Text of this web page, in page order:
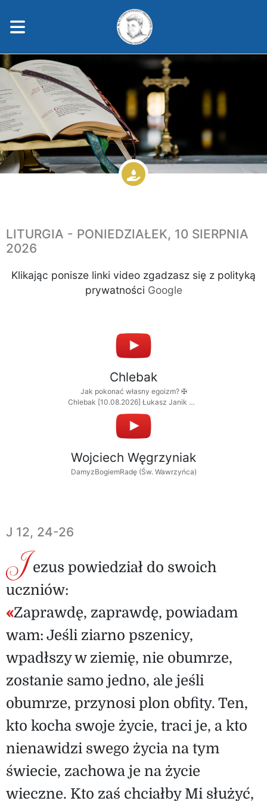
LITURGIA - PONIEDZIAŁEK, 10 SIERPNIA
2026
Klikając ponisze linki video zgadzasz się z polityką
prywatności Google
Chlebak
Jak pokonać własny egoizm? ✠
Chlebak [10.08.2026] Łukasz Janik OP
i Mariusz Kulig OP
Wojciech Węgrzyniak
DamyzBogiemRadę (Św. Wawrzyńca)
J 12, 24-26
Jezus powiedział do swoich
uczniów:
«Zaprawdę, zaprawdę, powiadam
wam: Jeśli ziarno pszenicy,
wpadłszy w ziemię, nie obumrze,
zostanie samo jedno, ale jeśli
obumrze, przynosi plon obfity. Ten,
kto kocha swoje życie, traci je, a kto
nienawidzi swego życia na tym
świecie, zachowa je na życie
wieczne. Kto zaś chciałby Mi służyć,